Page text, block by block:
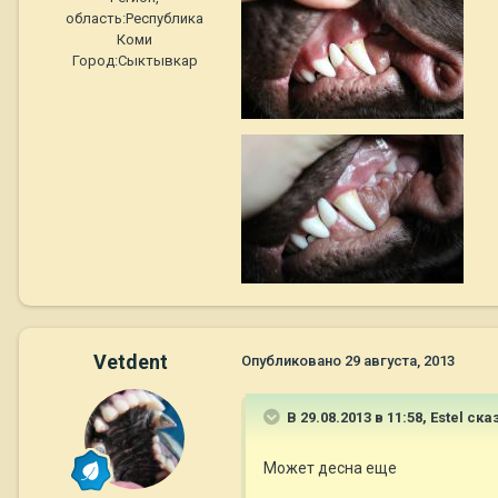
область:Республика
Коми
Город:Сыктывкар
Vetdent Опубликовано 29 августа, 2013
В 29.08.2013 в 11:58, Estel
Может десна еще